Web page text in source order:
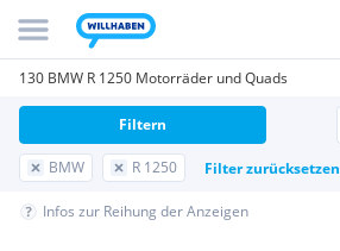
130 BMW R 1250 Motorräder und Quads
BMW R 1250 Filter zurücksetzen
Filtern
Infos zur Reihung der Anzeigen